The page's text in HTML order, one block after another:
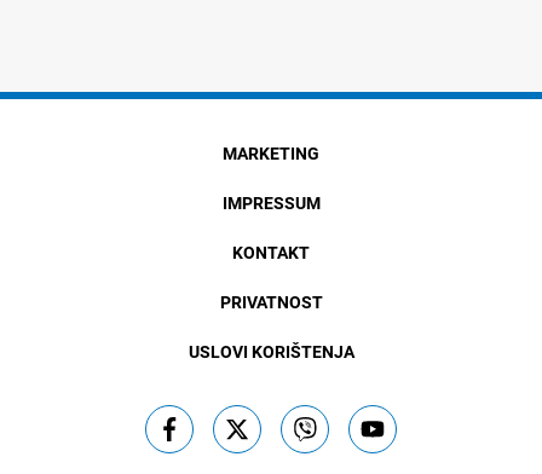
MARKETING
IMPRESSUM
KONTAKT
PRIVATNOST
USLOVI KORIŠTENJA